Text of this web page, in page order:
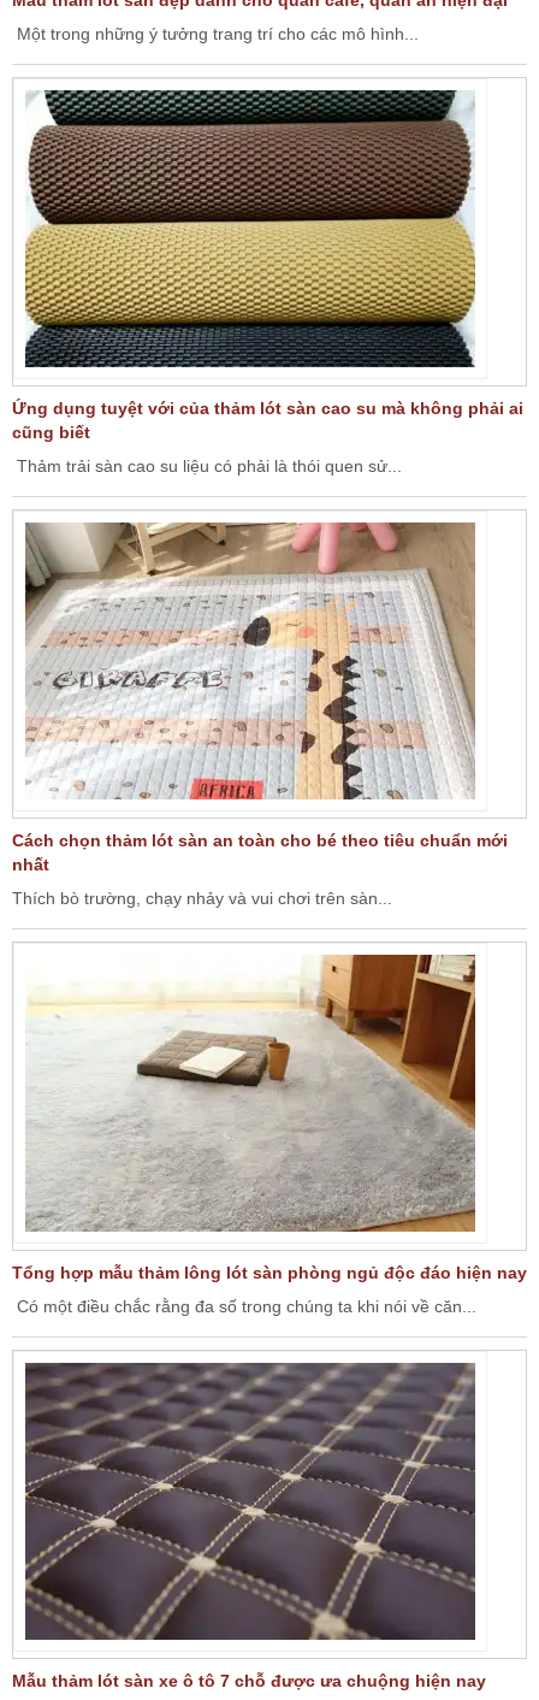
Một trong những ý tưởng trang trí cho các mô hình...
Ứng dụng tuyệt với của thảm lót sàn cao su mà không phải ai
cũng biết
Thảm trải sàn cao su liệu có phải là thói quen sử...
Cách chọn thảm lót sàn an toàn cho bé theo tiêu chuẩn mới
nhất
Thích bò trường, chạy nhảy và vui chơi trên sàn...
Tổng hợp mẫu thảm lông lót sàn phòng ngủ độc đáo hiện nay
Có một điều chắc rằng đa số trong chúng ta khi nói về căn...
Mẫu thảm lót sàn xe ô tô 7 chỗ được ưa chuộng hiện nay